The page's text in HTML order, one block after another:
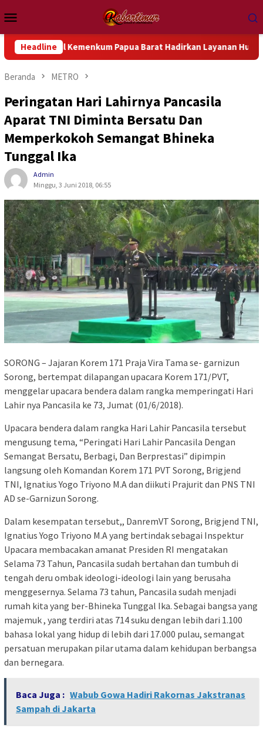
ke
kontenMobile
Headline
Kemenkum Papua Barat Hadirkan Layanan Hukum Gratis dan
Beranda METRO
Peringatan Hari Lahirnya Pancasila
Aparat TNI Diminta Bersatu Dan
Memperkokoh Semangat Bhineka
Tunggal Ika
Admin
Minggu, 3 Juni 2018, 06:55
SORONG – Jajaran Korem 171 Praja Vira Tama se- garnizun
Sorong, bertempat dilapangan upacara Korem 171/PVT,
menggelar upacara bendera dalam rangka memperingati Hari
Lahir nya Pancasila ke 73, Jumat (01/6/2018).
Upacara bendera dalam rangka Hari Lahir Pancasila tersebut
mengusung tema, “Peringati Hari Lahir Pancasila Dengan
Semangat Bersatu, Berbagi, Dan Berprestasi” dipimpin
langsung oleh Komandan Korem 171 PVT Sorong, Brigjend
TNI, Ignatius Yogo Triyono M.A dan diikuti Prajurit dan PNS TNI
AD se-Garnizun Sorong.
Dalam kesempatan tersebut,, DanremVT Sorong, Brigjend TNI,
Ignatius Yogo Triyono M.A yang bertindak sebagai Inspektur
Upacara membacakan amanat Presiden RI mengatakan
Selama 73 Tahun, Pancasila sudah bertahan dan tumbuh di
tengah deru ombak ideologi-ideologi lain yang berusaha
menggesernya. Selama 73 tahun, Pancasila sudah menjadi
rumah kita yang ber-Bhineka Tunggal Ika. Sebagai bangsa yang
majemuk , yang terdiri atas 714 suku dengan lebih dari 1.100
bahasa lokal yang hidup di lebih dari 17.000 pulau, semangat
persatuan merupakan pilar utama dalam kehidupan berbangsa
dan bernegara.
Baca Juga : Wabub Gowa Hadiri Rakornas Jakstranas
Sampah di Jakarta